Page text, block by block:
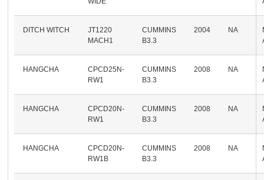
DITCH WITCH
JT1220
MACH1
CUMMINS
B3.3
2004 NA
HANGCHA
CPCD25N-
RW1
CUMMINS
B3.3
2008 NA
HANGCHA
CPCD20N-
RW1
CUMMINS
B3.3
2008 NA
HANGCHA
CPCD20N-
RW1B
CUMMINS
B3.3
2008 NA